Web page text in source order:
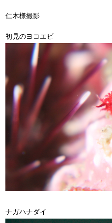
仁木様撮影
初見のヨコエビ
ナガハナダイ